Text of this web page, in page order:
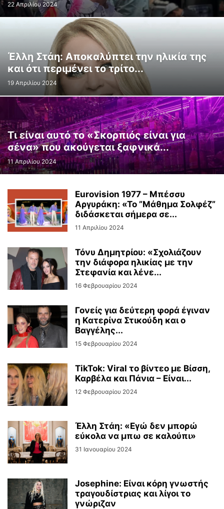
22 Απριλίου 2024
Έλλη Στάη: Αποκαλύπτει την ηλικία της
και ότι περιμένει το τρίτο...
19 Απριλίου 2024
Τι είναι αυτό το «Σκορπιός είναι για
σένα» που ακούγεται ξαφνικά...
11 Απριλίου 2024
Eurovision 1977 – Μπέσσυ
Αργυράκη: «Το ”Μάθημα Σολφέζ”
διδάσκεται σήμερα σε...
11 Απριλίου 2024
Τόνυ Δημητρίου: «Σχολιάζουν
την διάφορα ηλικίας με την
Στεφανία και λένε...
16 Φεβρουαρίου 2024
Γονείς για δεύτερη φορά έγιναν
η Κατερίνα Στικούδη και ο
Βαγγέλης...
15 Φεβρουαρίου 2024
TikTok: Viral το βίντεο με Βίσση,
Καρβέλα και Πάνια – Είναι...
12 Φεβρουαρίου 2024
Έλλη Στάη: «Εγώ δεν μπορώ
εύκολα να μπω σε καλούπι»
31 Ιανουαρίου 2024
Josephine: Είναι κόρη γνωστής
τραγουδίστριας και λίγοι το
γνώριζαν